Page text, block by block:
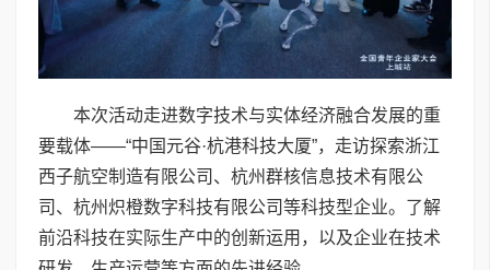
本次活动走进数字技术与实体经济融合发展的重
要载体——“中国元谷·杭港科技大厦”，走访探索浙江
西子航空制造有限公司、杭州群核信息技术有限公
司、杭州炽橙数字科技有限公司等科技型企业。了解
前沿科技在实际生产中的创新运用，以及企业在技术